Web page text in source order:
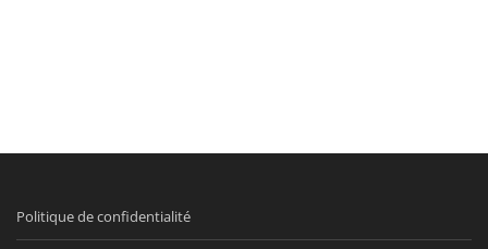
Politique de confidentialité